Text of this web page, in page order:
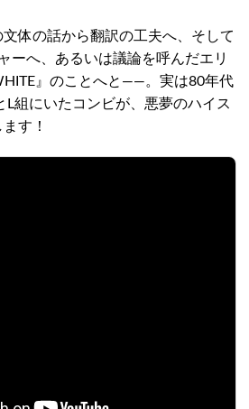
体の話から翻訳の工夫へ、そして
ーへ、あるいは議論を呼んだエリ
』のことへと――。実は80年代
L組にいたコンビが、悪夢のハイス
す！